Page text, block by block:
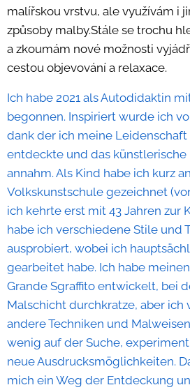
malířskou vrstvu, ale využívám i
způsoby malby.Stále se trochu
a zkoumám nové možnosti
cestou objevování a relaxace.
Ich habe 2021 als Autodidaktin
begonnen. Inspiriert wurde ich
dank der ich meine
entdeckte und das künstlerische
annahm. Als Kind habe ich kurz
Volkskunstschule gezeichnet
ich kehrte erst mit 43 Jahren zur
habe ich verschiedene Stile und
ausprobiert, wobei ich
gearbeitet habe. Ich habe
Grande Sgraffito entwickelt, bei
Malschicht durchkratze, aber ich
andere Techniken und
wenig auf der Suche,
neue Ausdrucksmöglichkeiten.
mich ein Weg der Entdeckung